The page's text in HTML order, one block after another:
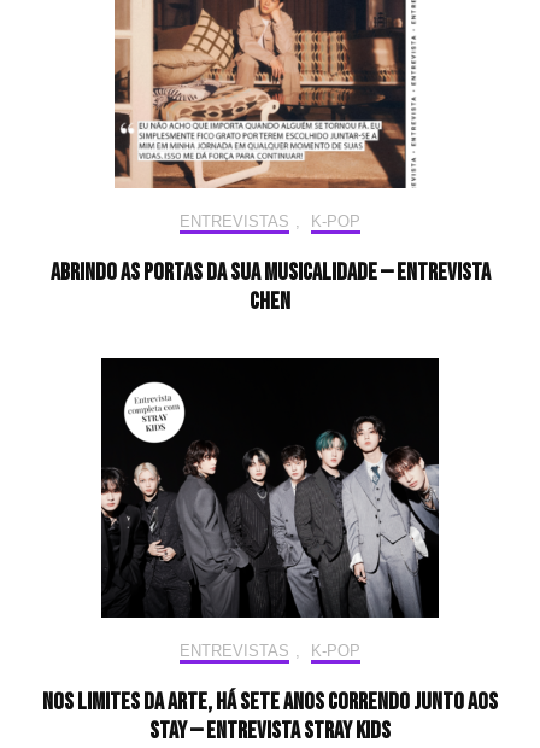
ENTREVISTAS , K-POP
Abrindo as portas da sua musicalidade — Entrevista
CHEN
ENTREVISTAS , K-POP
Nos limites da arte, há sete anos correndo junto aos
STAY — Entrevista Stray Kids